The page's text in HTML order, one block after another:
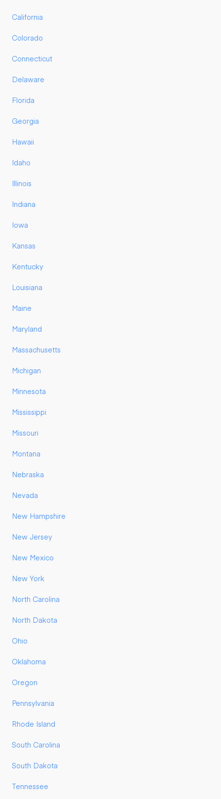
California
Colorado
Connecticut
Delaware
Florida
Georgia
Hawaii
Idaho
Illinois
Indiana
Iowa
Kansas
Kentucky
Louisiana
Maine
Maryland
Massachusetts
Michigan
Minnesota
Mississippi
Missouri
Montana
Nebraska
Nevada
New Hampshire
New Jersey
New Mexico
New York
North Carolina
North Dakota
Ohio
Oklahoma
Oregon
Pennsylvania
Rhode Island
South Carolina
South Dakota
Tennessee